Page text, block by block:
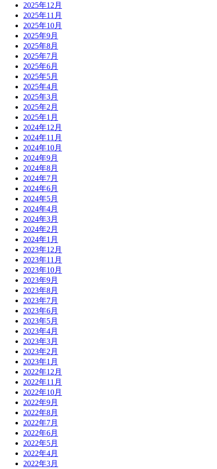
2025年12月
2025年11月
2025年10月
2025年9月
2025年8月
2025年7月
2025年6月
2025年5月
2025年4月
2025年3月
2025年2月
2025年1月
2024年12月
2024年11月
2024年10月
2024年9月
2024年8月
2024年7月
2024年6月
2024年5月
2024年4月
2024年3月
2024年2月
2024年1月
2023年12月
2023年11月
2023年10月
2023年9月
2023年8月
2023年7月
2023年6月
2023年5月
2023年4月
2023年3月
2023年2月
2023年1月
2022年12月
2022年11月
2022年10月
2022年9月
2022年8月
2022年7月
2022年6月
2022年5月
2022年4月
2022年3月